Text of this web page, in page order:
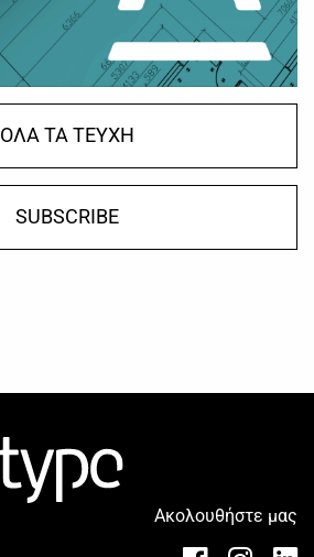
ΟΛΑ ΤΑ ΤΕΥΧΗ
SUBSCRIBE
Ακολουθήστε μας